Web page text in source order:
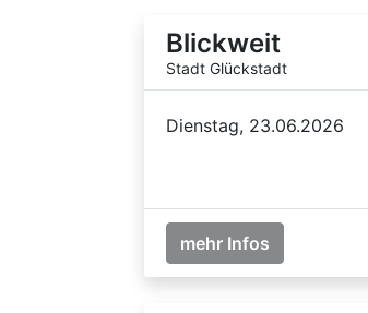
Blickweit
Stadt Glückstadt
Dienstag, 23.06.2026
mehr Infos